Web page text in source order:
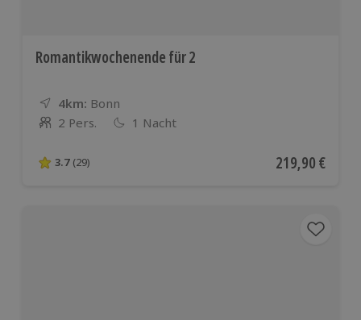
Romantikwochenende für 2
4km: Entfernung
Standort
Bonn
Anzahl der Teilnehmer
2 Pers. 1 Nacht
3.7 von 5 Sternen basierend auf 29 Bewertungen
3.7 (29) Aktueller Preis
219,90 €